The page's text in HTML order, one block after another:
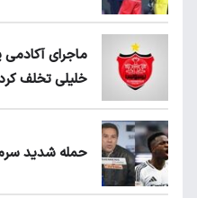
ماجرای
خلیلی تخلف
حمله شدید